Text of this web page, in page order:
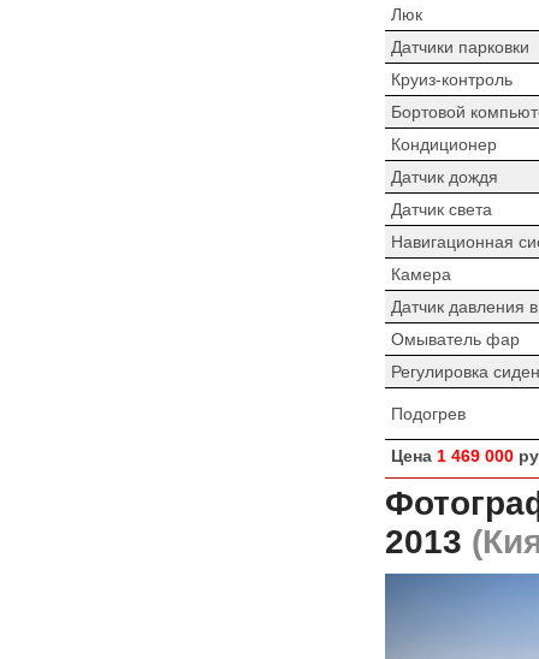
Люк
Датчики парковки
Круиз-контроль
Бортовой
Кондиционер
Датчик дождя
Датчик света
Навигационная
Камера
Датчик давления
Омыватель фар
Регулировка
Подогрев
Цена 1 469 000
2013